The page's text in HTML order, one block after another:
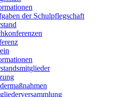
der Schulpflegschaft